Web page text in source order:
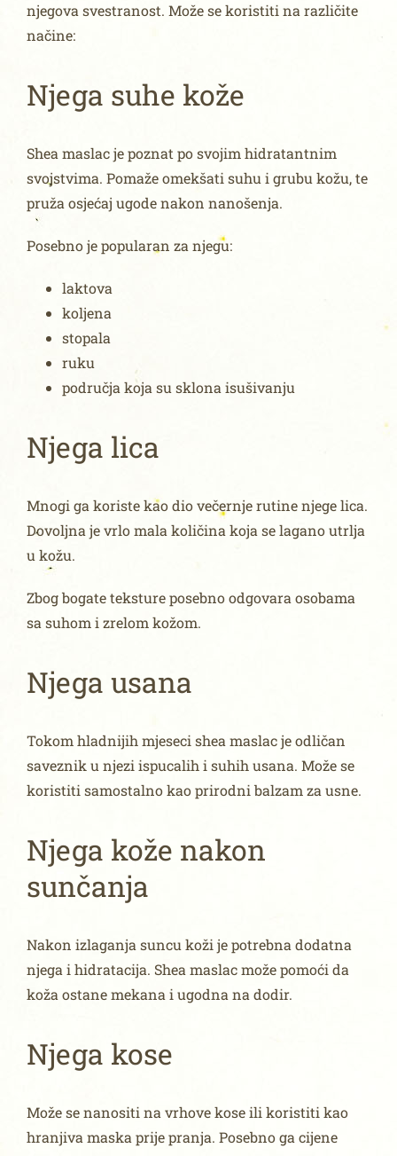
njegova svestranost. Može se koristiti na različite
načine:
Njega suhe kože
Shea maslac je poznat po svojim hidratantnim
svojstvima. Pomaže omekšati suhu i grubu kožu, te
pruža osjećaj ugode nakon nanošenja.
Posebno je popularan za njegu:
laktova
koljena
stopala
ruku
područja koja su sklona isušivanju
Njega lica
Mnogi ga koriste kao dio večernje rutine njege lica.
Dovoljna je vrlo mala količina koja se lagano utrlja
u kožu.
Zbog bogate teksture posebno odgovara osobama
sa suhom i zrelom kožom.
Njega usana
Tokom hladnijih mjeseci shea maslac je odličan
saveznik u njezi ispucalih i suhih usana. Može se
koristiti samostalno kao prirodni balzam za usne.
Njega kože nakon
sunčanja
Nakon izlaganja suncu koži je potrebna dodatna
njega i hidratacija. Shea maslac može pomoći da
koža ostane mekana i ugodna na dodir.
Njega kose
Može se nanositi na vrhove kose ili koristiti kao
hranjiva maska prije pranja. Posebno ga cijene